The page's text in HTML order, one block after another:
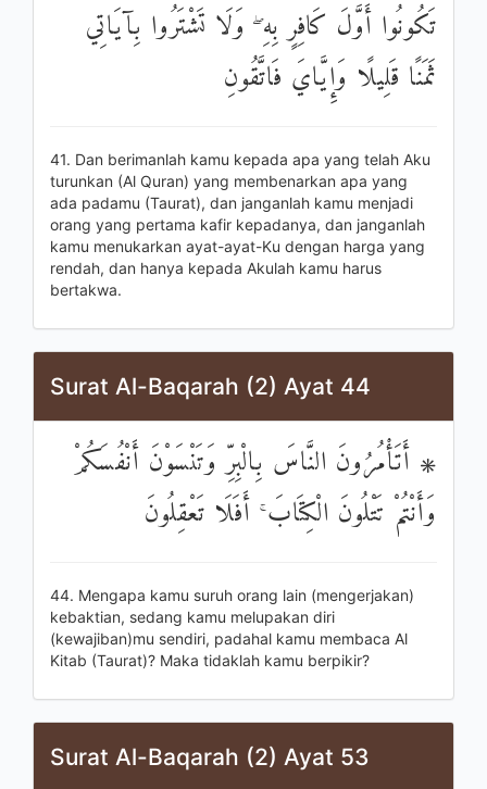
تَكُونُوا أَوَّلَ كَافِرٍ بِهِ ۖ وَلَا تَشْتَرُوا بِآيَاتِي
ثَمَنًا قَلِيلًا وَإِيَّايَ فَاتَّقُونِ
41. Dan berimanlah kamu kepada apa yang telah Aku
turunkan (Al Quran) yang membenarkan apa yang
ada padamu (Taurat), dan janganlah kamu menjadi
orang yang pertama kafir kepadanya, dan janganlah
kamu menukarkan ayat-ayat-Ku dengan harga yang
rendah, dan hanya kepada Akulah kamu harus
bertakwa.
Surat Al-Baqarah (2) Ayat 44
۞ أَتَأْمُرُونَ النَّاسَ بِالْبِرِّ وَتَنْسَوْنَ أَنْفُسَكُمْ
وَأَنْتُمْ تَتْلُونَ الْكِتَابَ ۚ أَفَلَا تَعْقِلُونَ
44. Mengapa kamu suruh orang lain (mengerjakan)
kebaktian, sedang kamu melupakan diri
(kewajiban)mu sendiri, padahal kamu membaca Al
Kitab (Taurat)? Maka tidaklah kamu berpikir?
Surat Al-Baqarah (2) Ayat 53